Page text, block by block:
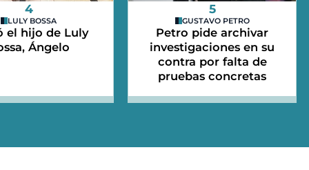
4
LULY BOSSA
el hijo de Luly
Ángelo
5
GUSTAVO PETRO
Petro pide archivar
investigaciones en su
contra por falta de
pruebas concretas